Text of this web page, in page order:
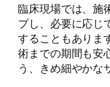
臨床現場では、施
プし、必要に応じ
することもありま
術までの期間も安
う、きめ細やかな